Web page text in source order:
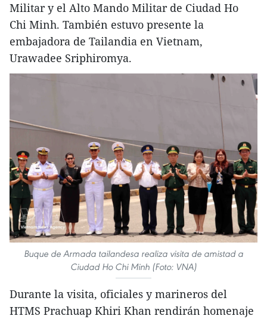
Militar y el Alto Mando Militar de Ciudad Ho
Chi Minh. También estuvo presente la
embajadora de Tailandia en Vietnam,
Urawadee Sriphiromya.
Buque de Armada tailandesa realiza visita de amistad a
Ciudad Ho Chi Minh (Foto: VNA)
Durante la visita, oficiales y marineros del
HTMS Prachuap Khiri Khan rendirán homenaje